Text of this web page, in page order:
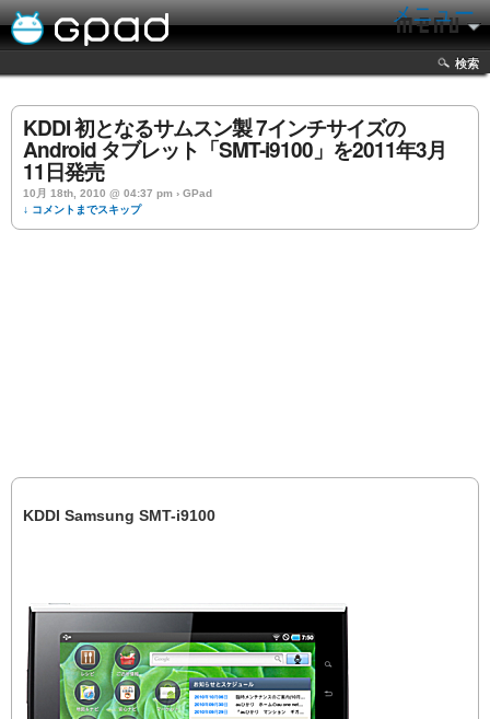
メニュー
検索
KDDI 初となるサムスン製 7インチサイズの
Android タブレット「SMT-i9100」を2011年3月
11日発売
10月 18th, 2010 @ 04:37 pm › GPad
↓ コメントまでスキップ
KDDI Samsung SMT-i9100